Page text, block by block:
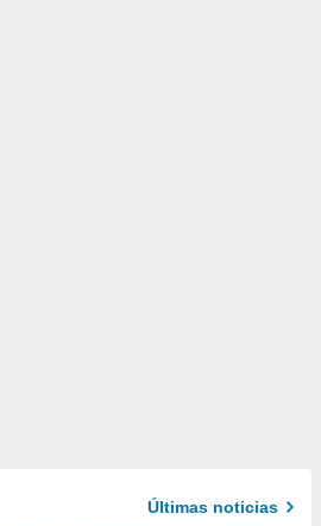
Últimas noticias